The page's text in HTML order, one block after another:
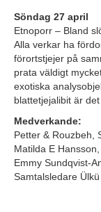
Söndag 27 april
Etnoporr – Bland
Alla verkar ha
förortstjejer på
prata väldigt
exotiska
blattetjejalibit är
Medverkande:
Petter & Rouzbeh,
Matilda E
Emmy Sundqvist-
Samtalsledare